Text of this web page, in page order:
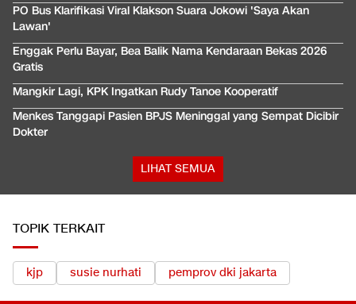
PO Bus Klarifikasi Viral Klakson Suara Jokowi 'Saya Akan
Lawan'
Enggak Perlu Bayar, Bea Balik Nama Kendaraan Bekas 2026
Gratis
Mangkir Lagi, KPK Ingatkan Rudy Tanoe Kooperatif
Menkes Tanggapi Pasien BPJS Meninggal yang Sempat Dicibir
Dokter
LIHAT SEMUA
TOPIK TERKAIT
kjp susie nurhati pemprov dki jakarta